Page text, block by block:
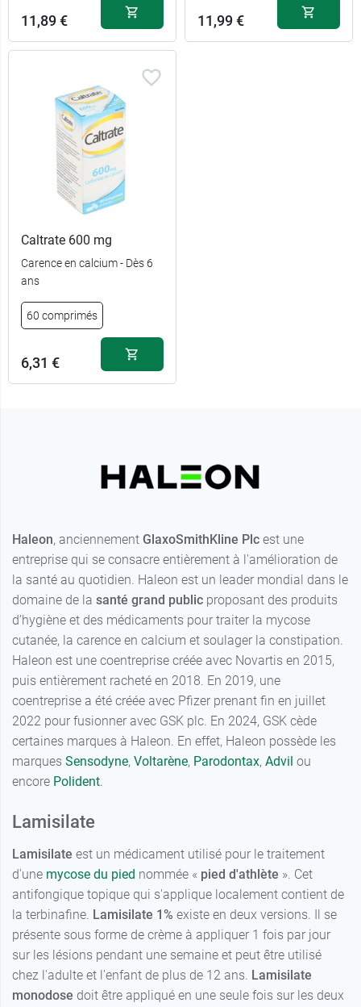
11,89 € 11,99 €
Caltrate 600 mg
Carence en calcium - Dès 6
ans
60 comprimés
6,31 €
Haleon, anciennement GlaxoSmithKline Plc est une
entreprise qui se consacre entièrement à l'amélioration de
la santé au quotidien. Haleon est un leader mondial dans le
domaine de la santé grand public proposant des produits
d’hygiène et des médicaments pour traiter la mycose
cutanée, la carence en calcium et soulager la constipation.
Haleon est une coentreprise créée avec Novartis en 2015,
puis entièrement racheté en 2018. En 2019, une
coentreprise a été créée avec Pfizer prenant fin en juillet
2022 pour fusionner avec GSK plc. En 2024, GSK cède
certaines marques à Haleon. En effet, Haleon possède les
marques Sensodyne, Voltarène, Parodontax, Advil ou
encore Polident.
Lamisilate
Lamisilate est un médicament utilisé pour le traitement
d'une mycose du pied nommée « pied d'athlète ». Cet
antifongique topique qui s'applique localement contient de
la terbinafine. Lamisilate 1% existe en deux versions. Il se
présente sous forme de crème à appliquer 1 fois par jour
sur les lésions pendant une semaine et peut être utilisé
chez l'adulte et l'enfant de plus de 12 ans. Lamisilate
monodose doit être appliqué en une seule fois sur les deux